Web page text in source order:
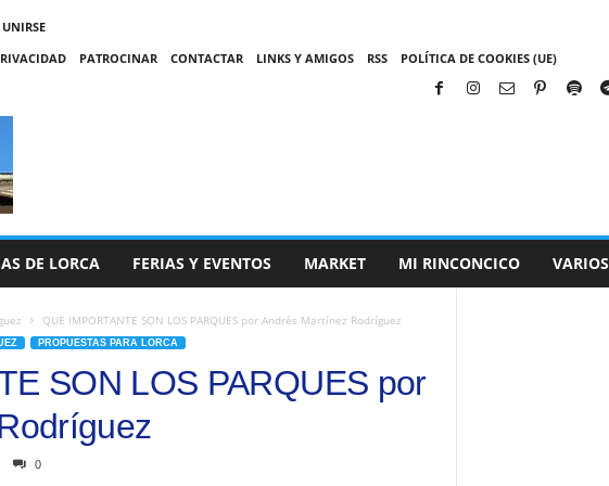
PATROCINAR CONTACTAR LINKS Y AMIGOS RSS POLÍTICA DE COOKIES (UE)
DE LORCA FERIAS Y EVENTOS MARKET MI RINCONCICO VARIOS
QUE IMPORTANTE SON LOS PARQUES por Andrés Martínez Rodríguez
PROPUESTAS PARA LORCA
SON LOS PARQUES por
0